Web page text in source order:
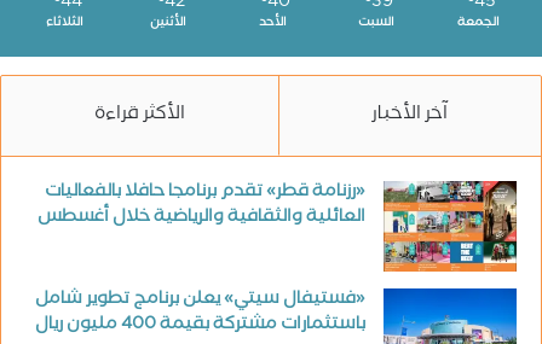
الجمعة السبت الأحد الأثنين الثلاثاء
آخر الأخبار الأكثر قراءة
«رزنامة قطر» تقدم برنامجا حافلا بالفعاليات
العائلية والثقافية والرياضية خلال أغسطس
«فستيفال سيتي» يعلن برنامج تطوير شامل
باستثمارات مشتركة بقيمة 400 مليون ريال